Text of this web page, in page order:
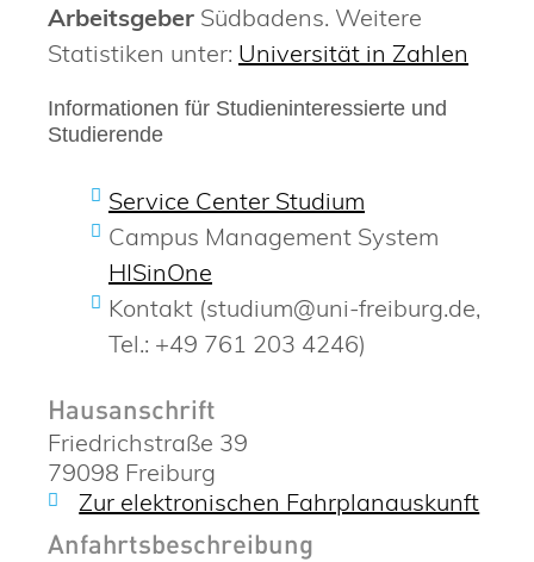
Arbeitsgeber Südbadens. Weitere
Statistiken unter: Universität in Zahlen
Informationen für Studieninteressierte und
Studierende
Service Center Studium
Campus Management System
HISinOne
Kontakt (studium@uni-freiburg.de,
Tel.: +49 761 203 4246)
Hausanschrift
Friedrichstraße 39
79098 Freiburg
Zur elektronischen Fahrplanauskunft
Anfahrtsbeschreibung